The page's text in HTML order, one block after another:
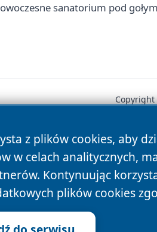
sanatorium pod
z plików cookies, aby
w celach analitycznych,
Kontynuując
plików cookies
Copyright
News